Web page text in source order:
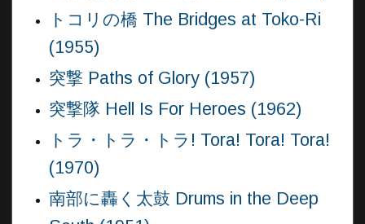
トコリの橋 The Bridges at Toko-Ri
(1955)
突撃 Paths of Glory (1957)
突撃隊 Hell Is For Heroes (1962)
トラ・トラ・トラ! Tora! Tora! Tora!
(1970)
南部に轟く太鼓 Drums in the Deep